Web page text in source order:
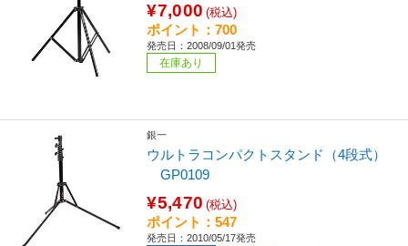
¥7,000 (税込)
ポイント：700
発売日：2008/09/01発売
在庫あり
銀一
ウルトラコンパクトスタンド（4段式）
GP0109
¥5,470 (税込)
ポイント：547
発売日：2010/05/17発売